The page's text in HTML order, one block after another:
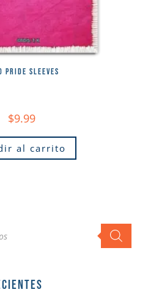
PRIDE SLEEVES
$9.99
al carrito